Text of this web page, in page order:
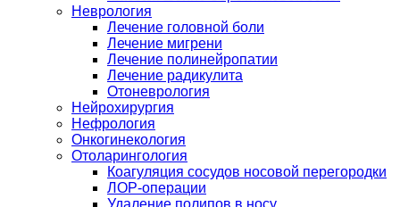
Неврология
Лечение головной боли
Лечение мигрени
Лечение полинейропатии
Лечение радикулита
Отоневрология
Нейрохирургия
Нефрология
Онкогинекология
Отоларингология
Коагуляция сосудов носовой перегородки
ЛОР-операции